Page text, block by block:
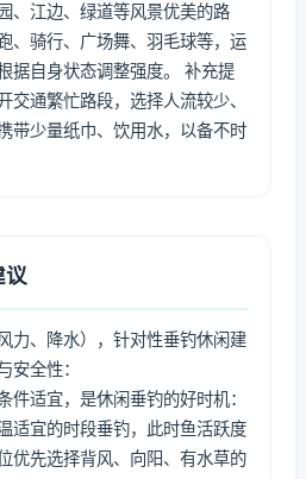
、江边、绿道等风景优美的路
、骑行、广场舞、羽毛球等，运
据自身状态调整强度。 补充提
交通繁忙路段，选择人流较少、
带少量纸巾、饮用水，以备不时
议
力、降水），针对性垂钓休闲建
安全性：
件适宜，是休闲垂钓的好时机：
适宜的时段垂钓，此时鱼活跃度
优先选择背风、向阳、有水草的